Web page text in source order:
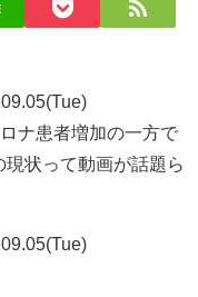
ナ患者増加の一方で
状って動画が話題ら